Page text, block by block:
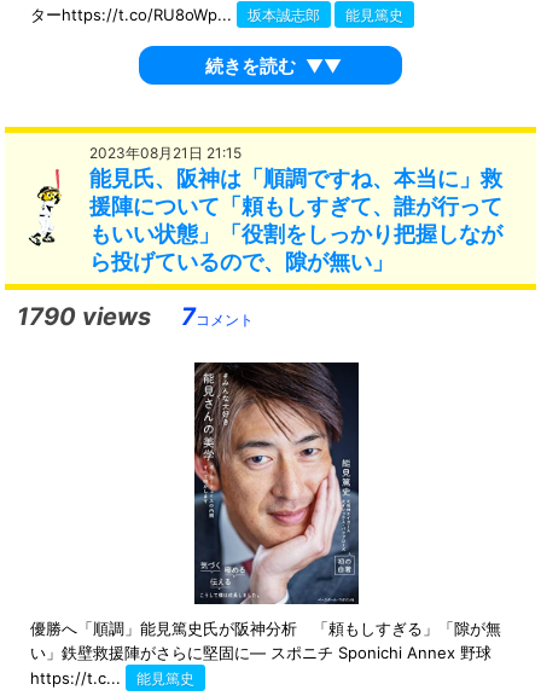
ターhttps://t.co/RU8oWp...
坂本誠志郎 能見篤史
続きを読む ▼▼
2023年08月21日 21:15
能見氏、阪神は「順調ですね、本当に」救
援陣について「頼もしすぎて、誰が行って
もいい状態」「役割をしっかり把握しなが
ら投げているので、隙が無い」
1790 views 7コメント
優勝へ「順調」能見篤史氏が阪神分析 「頼もしすぎる」「隙が無
い」鉄壁救援陣がさらに堅固に― スポニチ Sponichi Annex 野球
https://t.c...
能見篤史